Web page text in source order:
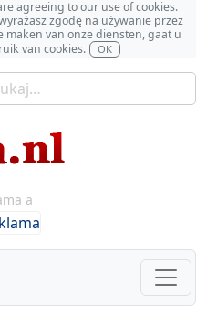
agreeing to our use of cookies.
zgodę na używanie przez
maken van onze diensten, gaat u
van cookies.
OK
a